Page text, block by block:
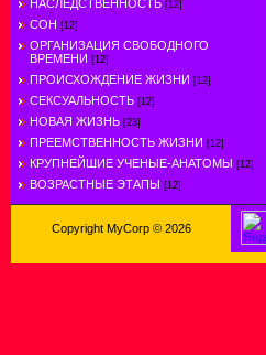
НАСЛЕДСТВЕННОСТЬ [12]
СОН [12]
ОРГАНИЗАЦИЯ СВОБОДНОГО
ВРЕМЕНИ [12]
ПРОИСХОЖДЕНИЕ ЖИЗНИ [12]
СЕКСУАЛЬНОСТЬ [12]
НОВАЯ ЖИЗНЬ [23]
ПРЕЕМСТВЕННОСТЬ ЖИЗНИ [12]
КРУПНЕЙШИЕ УЧЕНЫЕ-АНАТОМЫ [12]
ВОЗРАСТНЫЕ ЭТАПЫ [12]
Copyright MyCorp © 2026